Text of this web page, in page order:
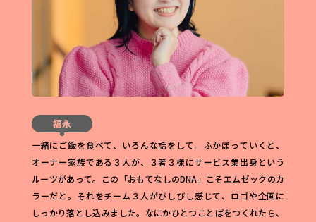
福永
一緒にご飯を食べて、いろんな話をして。ふかぼっていくと、
オーナー家族である３人が、３者３様にサービス業出身という
ルーツがあって。この「おもてなしのDNA」こそエムゼックのカ
ラーだと。それをチーム３人がびしびし感じて、ロゴや企画に
しっかり落とし込みました。なにかひとつことばをつくれたら、